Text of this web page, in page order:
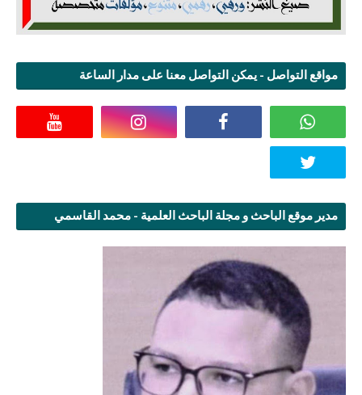
مواقع التواصل - يمكن التواصل معنا على مدار الساعة
مدير موقع الباحث و مجلة الباحث العلمية - محمد القاسمي